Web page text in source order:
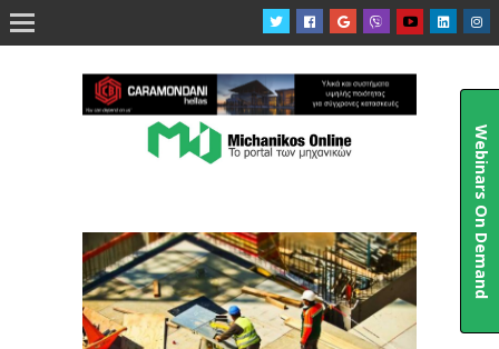

Webinars On Demand